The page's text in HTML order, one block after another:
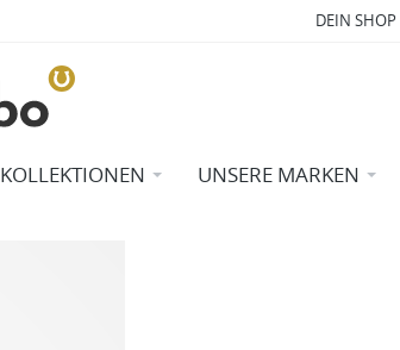
DEIN SHOP
KOLLEKTIONEN UNSERE MARKEN